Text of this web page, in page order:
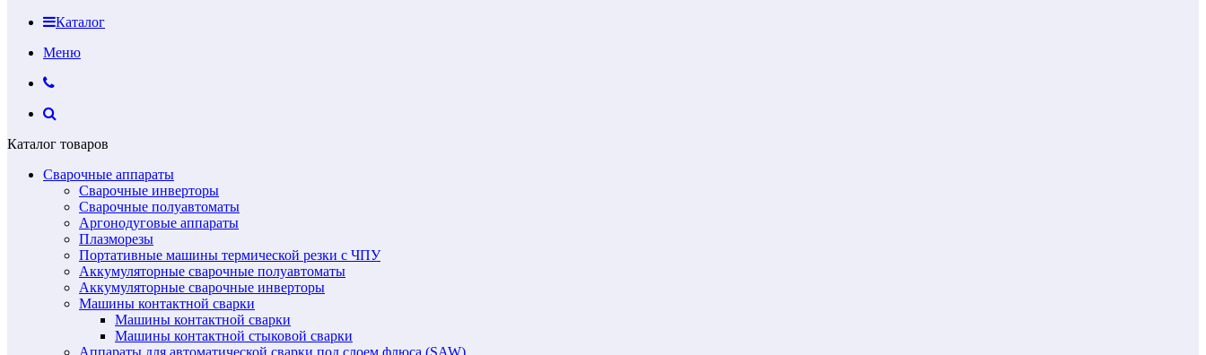
Каталог
Меню
Каталог товаров
Сварочные аппараты
Сварочные инверторы
Сварочные полуавтоматы
Аргонодуговые аппараты
Плазморезы
Портативные машины термической резки с ЧПУ
Аккумуляторные сварочные полуавтоматы
Аккумуляторные сварочные инверторы
Машины контактной сварки
Машины контактной сварки
Машины контактной стыковой сварки
Аппараты для автоматической сварки под слоем флюса (SAW)